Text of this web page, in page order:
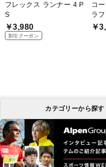
フレックス ランナー 4 P
S
￥3,980
割引クーポン
コ
ラ
￥
カテゴリーから探す